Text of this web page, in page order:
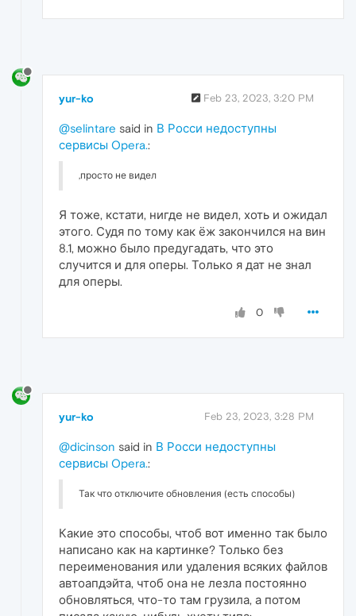
yur-ko Feb 23, 2023, 3:20 PM
@selintare said in В Росси недоступны
сервисы Opera.:
,просто не видел
Я тоже, кстати, нигде не видел, хоть и ожидал
этого. Судя по тому как ёж закончился на вин
8.1, можно было предугадать, что это
случится и для оперы. Только я дат не знал
для оперы.
0
yur-ko Feb 23, 2023, 3:28 PM
@dicinson said in В Росси недоступны
сервисы Opera.:
Так что отключите обновления (есть способы)
Какие это способы, чтоб вот именно так было
написано как на картинке? Только без
переименования или удаления всяких файлов
автоапдэйта, чтоб она не лезла постоянно
обновляться, что-то там грузила, а потом